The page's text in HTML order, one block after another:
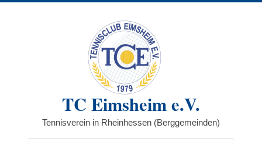
Zum
TC Eimsheim e.V.
Tennisverein in Rheinhessen (Berggemeinden)